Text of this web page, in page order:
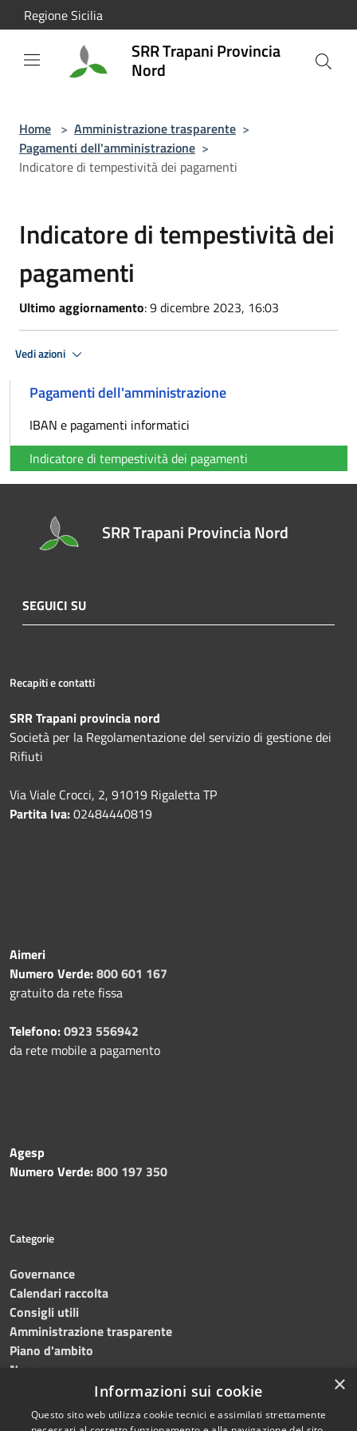
Salta al contenuto principale
Regione Sicilia
SRR Trapani Provincia
Nord
Home > Amministrazione trasparente >
Pagamenti dell'amministrazione >
Indicatore di tempestività dei pagamenti
Indicatore di tempestività dei
pagamenti
Ultimo aggiornamento: 9 dicembre 2023, 16:03
Vedi azioni
Pagamenti dell'amministrazione
IBAN e pagamenti informatici
Indicatore di tempestività dei pagamenti
SRR Trapani Provincia Nord
SEGUICI SU
Recapiti e contatti
SRR Trapani provincia nord
Società per la Regolamentazione del servizio di gestione dei
Rifiuti
Via Viale Crocci, 2, 91019 Rigaletta TP
Partita Iva:02484440819
Aimeri
Numero Verde:800 601 167
gratuito da rete fissa
Telefono:0923 556942
da rete mobile a pagamento
Agesp
Numero Verde:800 197 350
Categorie
Governance
Calendari raccolta
Consigli utili
Amministrazione trasparente
Piano d'ambito
News
×
Informazioni sui cookie
Questo sito web utilizza cookie tecnici e assimilati strettamente